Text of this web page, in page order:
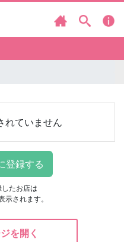
れていません
たお店は
示されます。
を開く